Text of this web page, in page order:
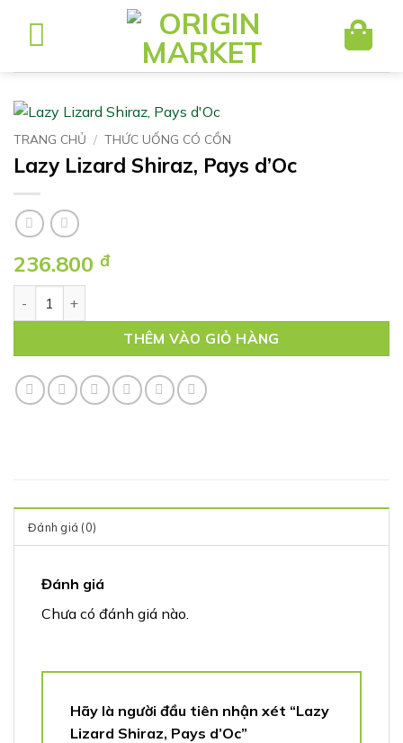
dung
TRANG CHỦ / THỨC UỐNG CÓ CỒN
Lazy Lizard Shiraz, Pays d’Oc
236.800 đ
THÊM VÀO GIỎ HÀNG
Đánh giá (0)
Đánh giá
Chưa có đánh giá nào.
Hãy là người đầu tiên nhận xét “Lazy
Lizard Shiraz, Pays d’Oc”